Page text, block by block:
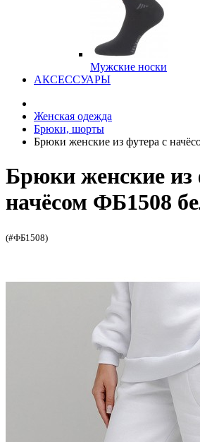
Мужские носки
АКСЕССУАРЫ
Женская одежда
Брюки, шорты
Брюки женские из футера с
Брюки женские из
начёсом ФБ1508
(#ФБ1508)